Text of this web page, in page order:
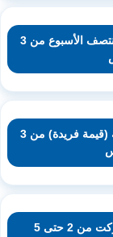
عروض مارك اند سيف المعبيلة لمنتصف الأسبوع من 3
عروض نستو هايبر ماركت المتنوعة (قيمة فريدة) من 3
عروض مركز العامري هايبر ماركت من 2 حتى 5